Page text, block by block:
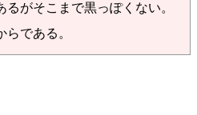
がそこまで黒っぽくない。
である。